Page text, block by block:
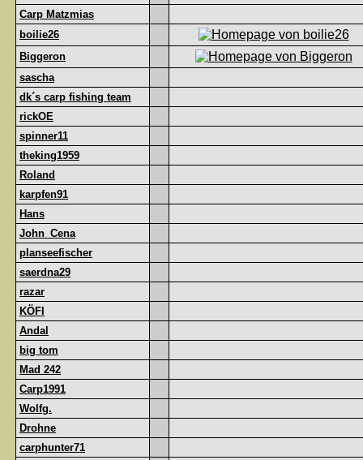
Carp Matzmias
boilie26
Biggeron
sascha
dk´s carp fishing team
rickOE
spinner11
theking1959
Roland
karpfen91
Hans
John_Cena
planseefischer
saerdna29
razar
KÖFI
Andal
big tom
Mad 242
Carp1991
Wolfg.
Drohne
carphunter71